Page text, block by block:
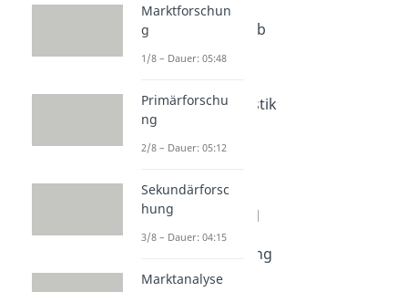
Dauer: 04:41
Indirekter Vertrieb
Franchising
Distributionslogistik
Dauer: 04:24
Push Strategie
Dauer: 03:52
Distributionsgrad
Dauer: 05:07
Vertriebsmarketing
Dauer: 03:25
Marktforschun
g
1/8 – Dauer: 05:48
Primärforschu
ng
2/8 – Dauer: 05:12
Sekundärforsc
hung
3/8 – Dauer: 04:15
Marktanalyse